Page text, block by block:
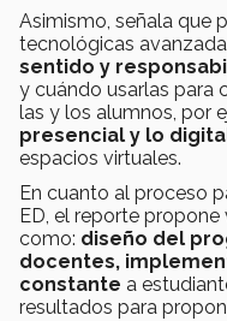
Asimismo, señala que
tecnológicas
sentido y
y cuándo usarlas para
las y los alumnos, por
presencial y lo
espacios virtuales.
En cuanto al proceso
ED, el reporte
como: diseño del
docentes,
constante a
resultados para